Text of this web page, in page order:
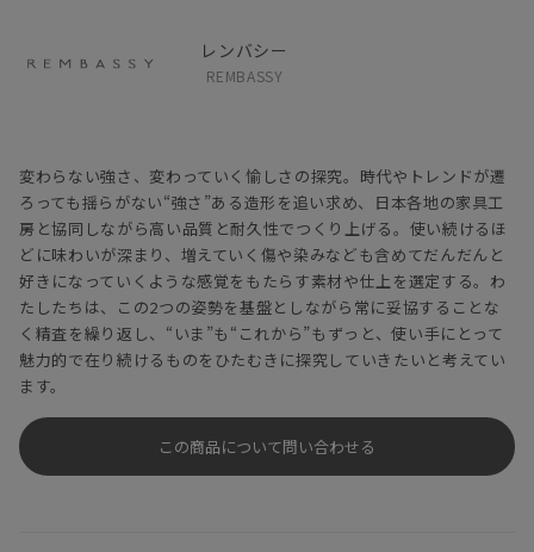
この商品について問い合わせる
レンバシー
REMBASSY
変わらない強さ、変わっていく愉しさの探究。時代やトレンドが遷
ろっても揺らがない“強さ”ある造形を追い求め、日本各地の家具工
房と協同しながら高い品質と耐久性でつくり上げる。使い続けるほ
どに味わいが深まり、増えていく傷や染みなども含めてだんだんと
好きになっていくような感覚をもたらす素材や仕上を選定する。わ
たしたちは、この2つの姿勢を基盤としながら常に妥協することな
く精査を繰り返し、“いま”も“これから”もずっと、使い手にとって
魅力的で在り続けるものをひたむきに探究していきたいと考えてい
ます。